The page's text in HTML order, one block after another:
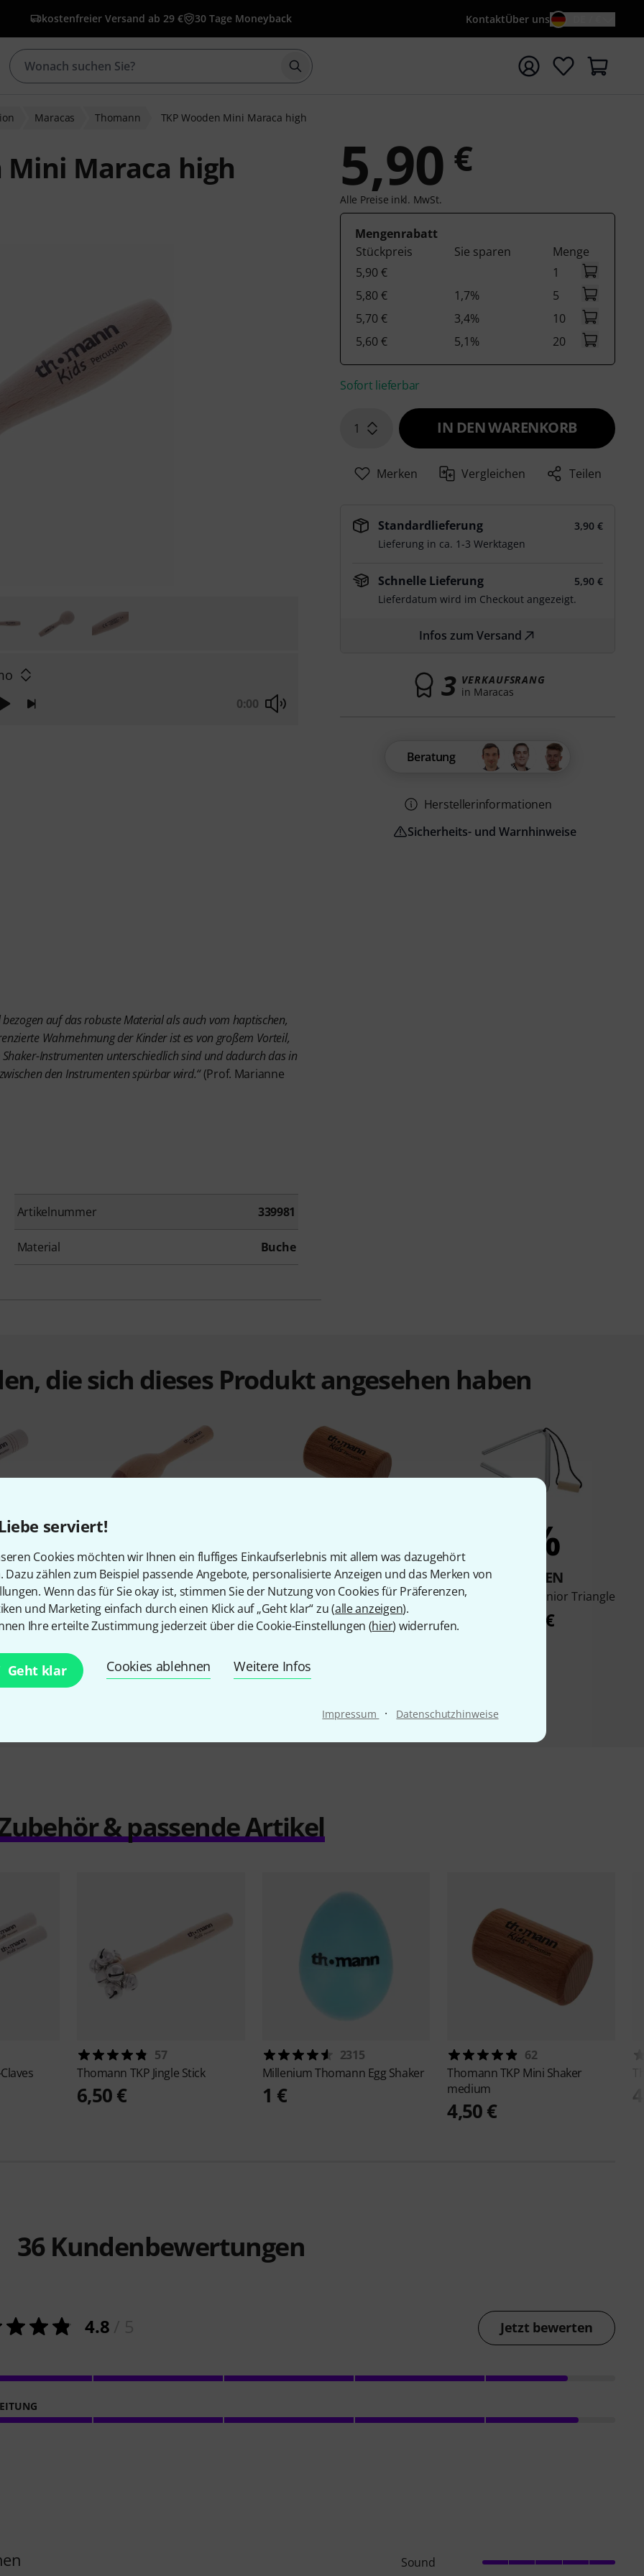
serviert!
Cookies möchten wir Ihnen ein fluffiges Einkaufserlebnis mit allem was dazugehört
Dazu zählen zum Beispiel passende Angebote, personalisierte Anzeigen und das Merken von
Wenn das für Sie okay ist, stimmen Sie der Nutzung von Cookies für Präferenzen,
und Marketing einfach durch einen Klick auf „Geht klar“ zu (alle anzeigen).
Ihre erteilte Zustimmung jederzeit über die Cookie-Einstellungen (hier) widerrufen.
Geht klar Cookies ablehnen Weitere Infos
Impressum · Datenschutzhinweise
kostenfreier Versand ab 29 € 30 Tage Moneyback KontaktÜber uns
Suche mit Suchwort {searchTerm} starten
Maracas Thomann TKP Wooden Mini Maraca high
Mini Maraca high
0:00
auf das robuste Material als auch vom haptischen,
Wahrnehmung der Kinder ist es von großem Vorteil,
Instrumenten unterschiedlich sind und dadurch das in
den Instrumenten spürbar wird.“(Prof. Marianne
Artikelnummer 339981
Material Buche
5,90 €
Alle Preise inkl. MwSt.
Mengenrabatt
Stückpreis
Sie sparen
Menge
5,90 €
1
5,80 €
1,7%
5
5,70 €
3,4%
10
5,60 €
5,1% 20
Sofort lieferbar
1 IN DEN WARENKORB
Merken Vergleichen Teilen
Standardlieferung
3,90 €
Lieferung in ca. 1-3 Werktagen
Schnelle Lieferung
5,90 €
Lieferdatum wird im Checkout angezeigt.
Infos zum Versand
3 VERKAUFSRANG
in Maracas
Beratung
Herstellerinformationen
Sicherheits- und Warnhinweise
die sich dieses Produkt angesehen haben
Stick
7%
KAUFTEN
Thomann TKP Wooden
Maraca medium
6,90 €
7%
KAUFTEN
Thomann TKP Mini Shaker
medium
4,50 €
5%
KAUFTEN
Thomann WT10 Junior Triangle
4,50 €
& passende Artikel
57
Thomann TKP Jingle Stick
6,50 €
2315
MilleniumThomann Egg Shaker
1 €
62
ThomannTKP Mini Shaker
medium
4,50 €
36Kundenbewertungen
4.8 Jetzt bewerten
Sound